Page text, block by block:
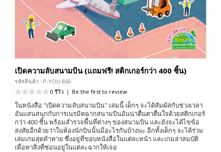
เปิดความลับสนามบิน (แถมฟรี! สติกเกอร์กว่า 400 ชิ้น)
รหัสสินค้า : P-YOU-860
0 รีวิว | Be the first to review
ในหนังสือ "เปิดความลับสนามบิน" เล่มนี้ เด็กๆ จะได้สัมผัสกับช่วงเวลา
อันแสนสนุกกับการเนรมิตฉากสนามบินอันน่าตื่นตาตื่นใจด้วยสติกเกอร์
กว่า 400 ชิ้น พร้อมสำรวจพื้นที่ต่างๆ ของสนามบิน และยังจะได้ไขข้อ
สงสัยอีกด้วยว่าในห้องนักบินนั้นมีอะไรกันบ้างนะ อีกทั้งเด็กๆ จะได้ร่วม
เล่มเกมสุดท้าทาย ซึ่งอยู่ที่ขอบหนังสือในแต่ละหน้า และเกมล่าสมบัติ
เพื่อหาสิ่งที่ซ่อนอยู่ในแต่ละฉากให้เจอ